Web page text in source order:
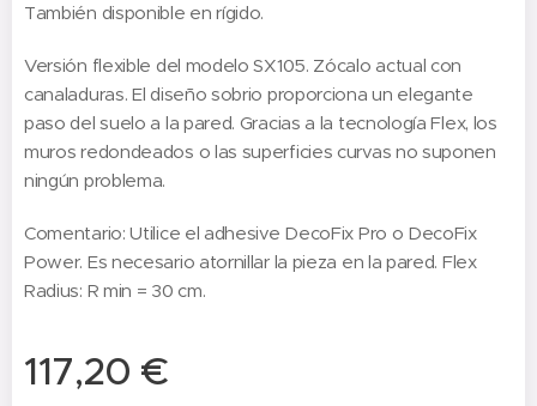
También disponible en rígido.
Versión flexible del modelo SX105. Zócalo actual con
canaladuras. El diseño sobrio proporciona un elegante
paso del suelo a la pared. Gracias a la tecnología Flex, los
muros redondeados o las superficies curvas no suponen
ningún problema.
Comentario: Utilice el adhesive DecoFix Pro o DecoFix
Power. Es necesario atornillar la pieza en la pared. Flex
Radius: R min = 30 cm.
117,20 €